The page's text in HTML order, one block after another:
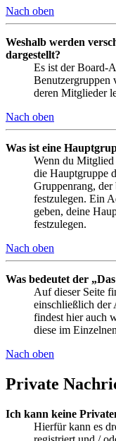
Nach oben
Weshalb werden
dargestellt?
Es ist der Board-
Benutzergruppen
deren Mitglieder
Nach oben
Was ist eine
Wenn du Mitglied
die Hauptgruppe
Gruppenrang,
festzulegen. Ein
geben, deine
festzulegen.
Nach oben
Was bedeutet der
Auf dieser Seite
einschließlich der
findest hier auch
diese im
Nach oben
Private
Ich kann keine
Hierfür kann es